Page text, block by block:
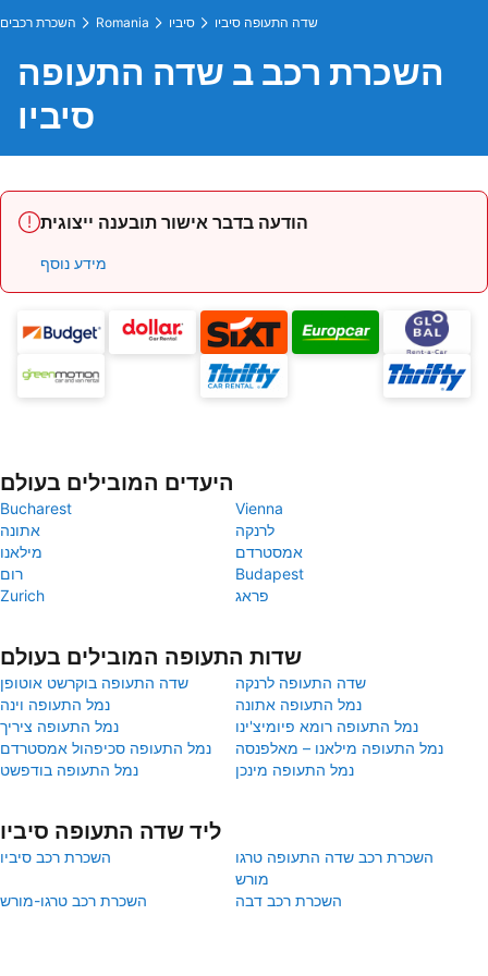
השכרת רכבים Romania סיביו שדה התעופה סיביו
השכרת רכב ב שדה התעופה
סיביו
הודעה בדבר אישור תובענה ייצוגית
מידע נוסף
היעדים המובילים בעולם
Bucharest
Vienna
אתונה
לרנקה
מילאנו
אמסטרדם
רום
Budapest
Zurich
פראג
שדות התעופה המובילים בעולם
שדה התעופה בוקרשט אוטופן
שדה התעופה לרנקה
נמל התעופה וינה
נמל התעופה אתונה
נמל התעופה ציריך
נמל התעופה רומא פיומיצ'ינו
נמל התעופה סכיפהול אמסטרדם
נמל התעופה מילאנו – מאלפנסה
נמל התעופה בודפשט
נמל התעופה מינכן
ליד שדה התעופה סיביו
השכרת רכב סיביו
השכרת רכב שדה התעופה טרגו
מורש
השכרת רכב טרגו-מורש
השכרת רכב דבה